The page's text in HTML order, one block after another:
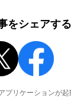
をシェアする
リケーションが起